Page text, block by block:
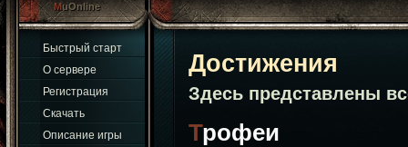
MuOnline
Быстрый старт
О сервере
Регистрация
Скачать
Описание игры
Достижения
Здесь представлены
Трофеи